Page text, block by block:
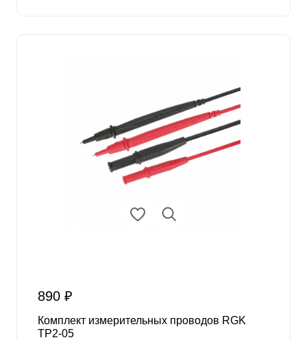
890 ₽
Комплект измерительных проводов RGK
TP2-05